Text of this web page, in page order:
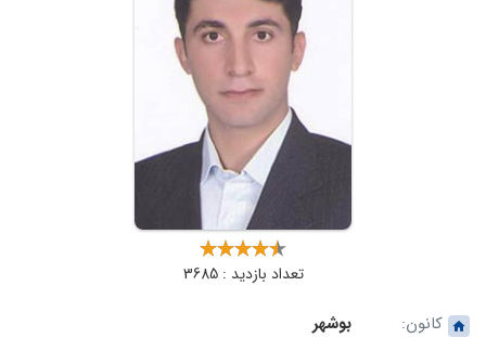
تعداد بازدید : 3685
کانون:
بوشهر